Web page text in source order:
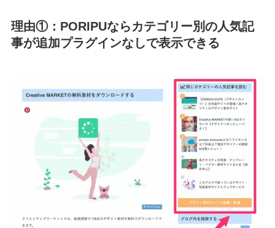
理由①：PORIPUならカテゴリー別の人気記
事が追加プラグインなしで表示できる